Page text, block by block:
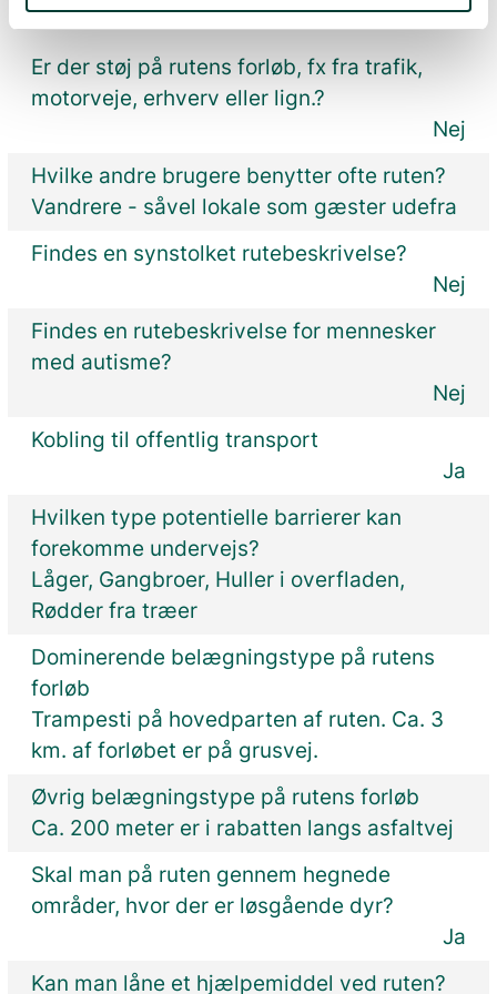
Er der støj på rutens forløb, fx fra trafik,
motorveje, erhverv eller lign.?
Nej
Hvilke andre brugere benytter ofte ruten?
Vandrere - såvel lokale som gæster udefra
Findes en synstolket rutebeskrivelse?
Nej
Findes en rutebeskrivelse for mennesker
med autisme?
Nej
Kobling til offentlig transport
Ja
Hvilken type potentielle barrierer kan
forekomme undervejs?
Låger, Gangbroer, Huller i overfladen,
Rødder fra træer
Dominerende belægningstype på rutens
forløb
Trampesti på hovedparten af ruten. Ca. 3
km. af forløbet er på grusvej.
Øvrig belægningstype på rutens forløb
Ca. 200 meter er i rabatten langs asfaltvej
Skal man på ruten gennem hegnede
områder, hvor der er løsgående dyr?
Ja
Kan man låne et hjælpemiddel ved ruten?